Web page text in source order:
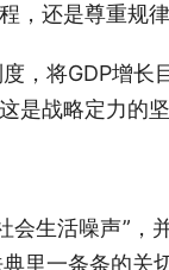
，还是尊重规
，将GDP增
是战略定力的
会生活噪声”
里一条条的关切